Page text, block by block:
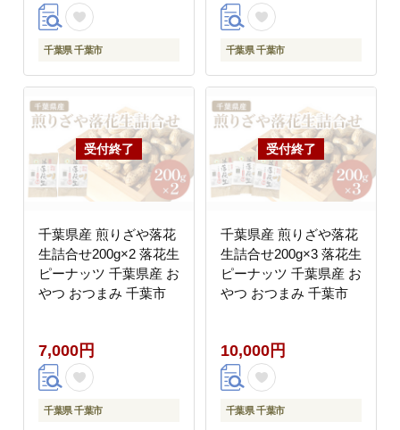
祝) ＠ 幕張メッセ国
際展示場１～６
千葉県 千葉市
稲毛
千葉県 千葉市
千葉県産 煎りざや落花
生詰合せ200g×2 落花生
ピーナッツ 千葉県産 お
やつ おつまみ 千葉市
7,000円
千葉県 千葉市
千葉県産 煎りざや落花
生詰合せ200g×3 落花生
ピーナッツ 千葉県産 お
やつ おつまみ 千葉市
10,000円
千葉県 千葉市